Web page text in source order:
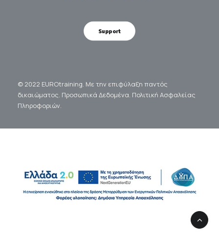
Support
© 2022 EUROtraining. Με την επιφύλαξη παντός
δικαιώματος. Προσωπικά Δεδομένα. Πολιτική Ασφαλείας
Πληροφοριών.